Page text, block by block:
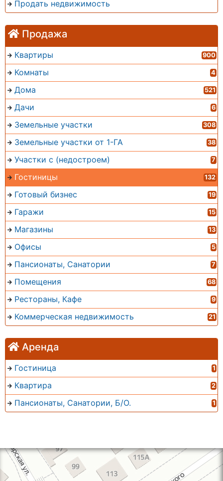
Продать недвижимость
Продажа
Квартиры 900
Комнаты 4
Дома 521
Дачи 6
Земельные участки 308
Земельные участки от 1-ГА 38
Участки с (недостроем) 7
Гостиницы 132
Готовый бизнес 19
Гаражи 15
Магазины 13
Офисы 5
Пансионаты, Санатории 7
Помещения 68
Рестораны, Кафе 9
Коммерческая недвижимость 21
Аренда
Гостиница 1
Квартира 2
Пансионаты, Санатории, Б/О. 1